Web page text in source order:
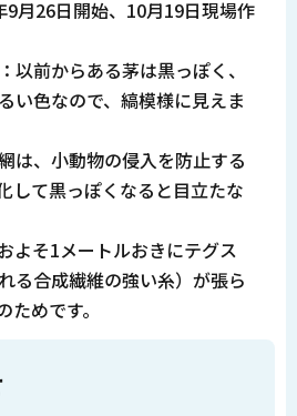
月26日開始、10月19日現場作
以前からある茅は黒っぽく、
い色なので、縞模様に見えま
は、小動物の侵入を防止する
して黒っぽくなると目立たな
よそ1メートルおきにテグス
る合成繊維の強い糸）が張ら
めです。